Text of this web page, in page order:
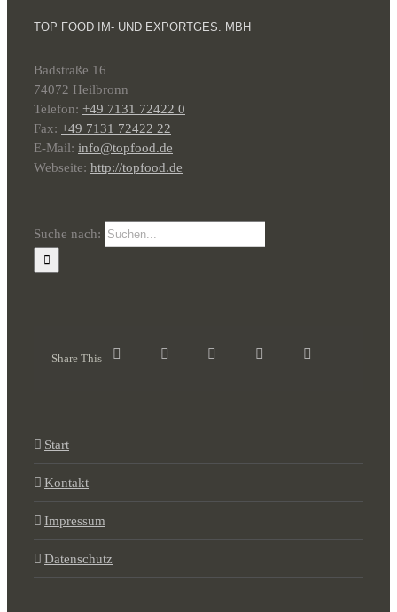
TOP FOOD IM- UND EXPORTGES. MBH
Badstraße 16
74072 Heilbronn
Telefon: +49 7131 72422 0
Fax: +49 7131 72422 22
E-Mail: info@topfood.de
Webseite: http://topfood.de
Suche nach:
Share This
Start
Kontakt
Impressum
Datenschutz